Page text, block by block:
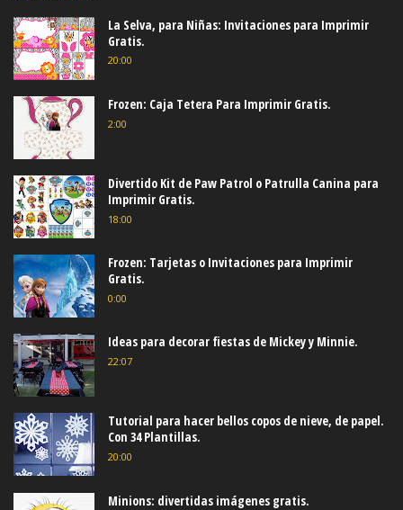
La Selva, para Niñas: Invitaciones para Imprimir
Gratis.
20:00
Frozen: Caja Tetera Para Imprimir Gratis.
2:00
Divertido Kit de Paw Patrol o Patrulla Canina para
Imprimir Gratis.
18:00
Frozen: Tarjetas o Invitaciones para Imprimir
Gratis.
0:00
Ideas para decorar fiestas de Mickey y Minnie.
22:07
Tutorial para hacer bellos copos de nieve, de papel.
Con 34 Plantillas.
20:00
Minions: divertidas imágenes gratis.